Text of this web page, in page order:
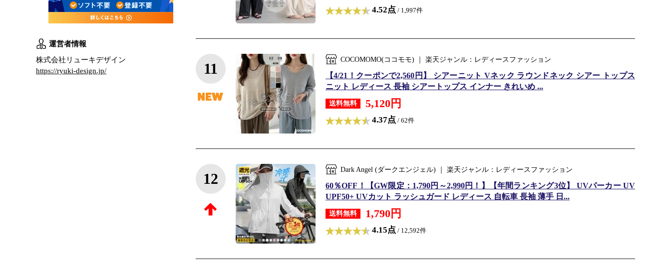
4.52点 / 1,997件
11
COCOMOMO(ココモモ) ｜ 楽天ジャンル：レディースファッション
【4/21！クーポンで2,560円】 シアーニット Vネック ラウンドネック シアー トップス
ニット レディース 長袖 シアートップス インナー きれいめ ...
送料無料 5,120円
4.37点 / 62件
12
Dark Angel (ダークエンジェル) ｜ 楽天ジャンル：レディースファッション
60％OFF！【GW限定：1,790円～2,990円！】【年間ランキング3位】 UVパーカー UV
UPF50+ UVカット ラッシュガード レディース 自転車 長袖 薄手 日...
送料無料 1,790円
4.15点 / 12,592件
運営者情報
株式会社リューキデザイン
https://ryuki-design.jp/